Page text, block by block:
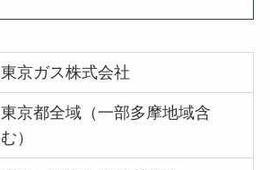
東京ガス株式会社
東京都全域（一部多摩地域含
む）